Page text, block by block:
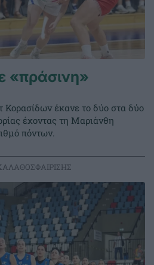
«πράσινη»
έκανε το δύο στα δύο
έχοντας τη Μαριάνθη
πόντων.